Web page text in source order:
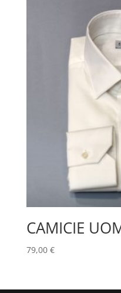
CAMICIE
79,00 €